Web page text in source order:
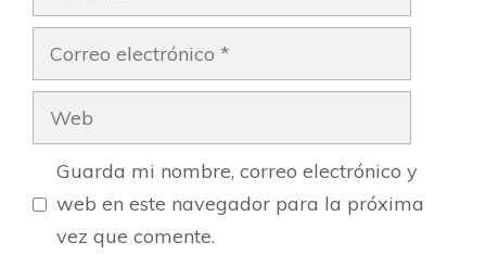
Correo
electrónico
Web
Guarda mi nombre, correo electrónico y
web en este navegador para la próxima
vez que comente.